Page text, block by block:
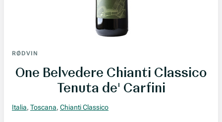
RØDVIN
One Belvedere Chianti Classico
Tenuta de' Carfini
Italia, Toscana, Chianti Classico